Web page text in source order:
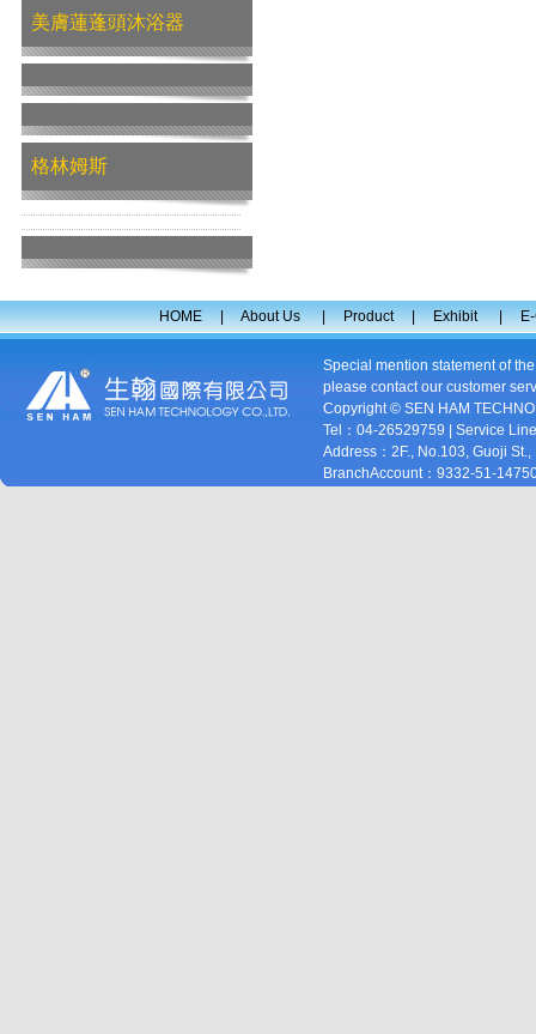
美膚蓮蓬頭沐浴器
格林姆斯
HOME|About Us|Product|Exhibit|
Special mention statement of
please contact our customer
Copyright © SEN HAM
Tel：04-26529759 | Service
Address：2F., No.103, Guoji
BranchAccount：9332-51-